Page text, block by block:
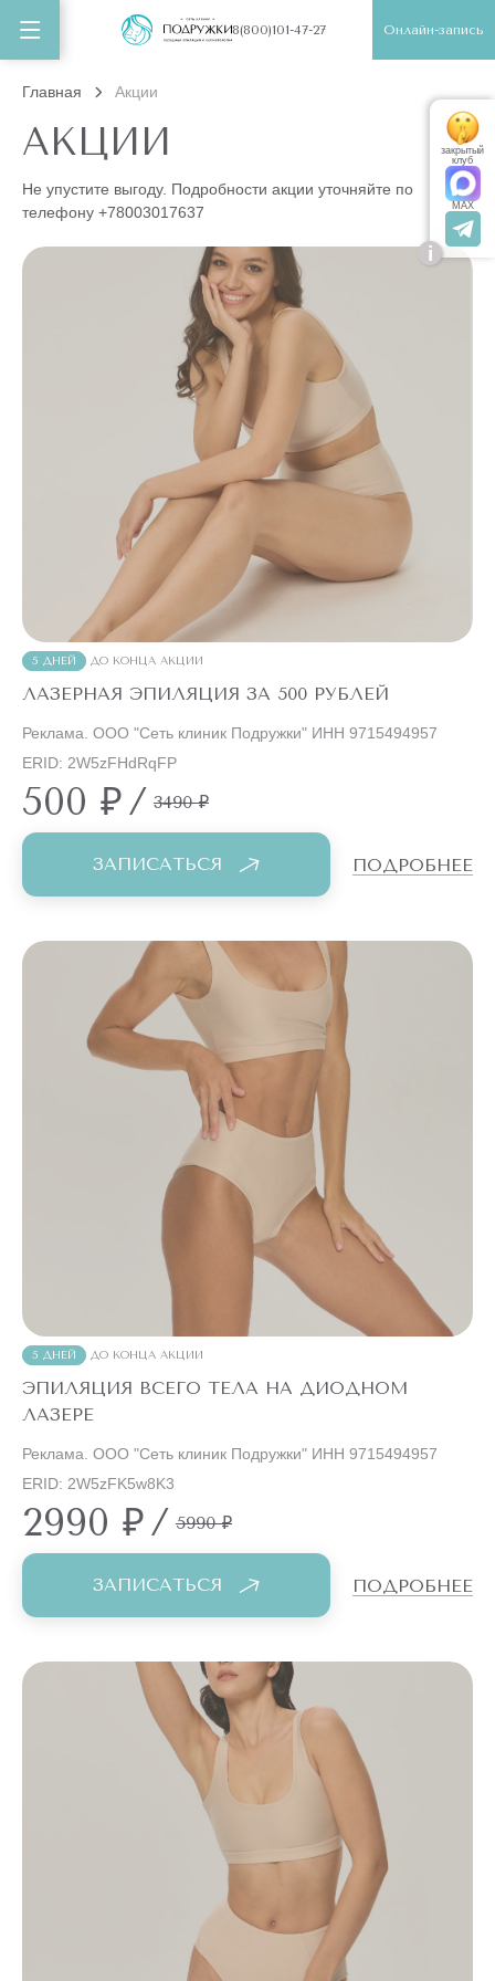
8(800)101-47-27 Онлайн-запись
Главная Акции
АКЦИИ
Не упустите выгоду. Подробности акции уточняйте по
телефону +78003017637
5 ДНЕЙ ДО КОНЦА АКЦИИ
ЛАЗЕРНАЯ ЭПИЛЯЦИЯ ЗА 500 РУБЛЕЙ
500 ₽/ 3490 ₽
Реклама. ООО "Сеть клиник Подружки" ИНН 9715494957
ERID: 2W5zFHdRqFP
ЗАПИСАТЬСЯ ПОДРОБНЕЕ
5 ДНЕЙ ДО КОНЦА АКЦИИ
ЭПИЛЯЦИЯ ВСЕГО ТЕЛА НА ДИОДНОМ
ЛАЗЕРЕ
2990 ₽/ 5990 ₽
Реклама. ООО "Сеть клиник Подружки" ИНН 9715494957
ERID: 2W5zFK5w8K3
ЗАПИСАТЬСЯ ПОДРОБНЕЕ
i
закрытый
клуб
MAX